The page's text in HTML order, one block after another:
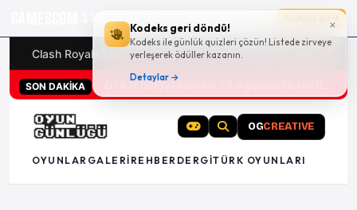
×
Kodeks geri döndü!
Kodeks ile günlük quizleri çözün! Listede zirveye
yerleşerek ödüller kazanın.
Detaylar →
18g 06:35:58
Clash Royale kodları Türk oyunları (PC ve konsollar) -
SON DAKİKA
OGCREATIVE
OYUNLAR GALERI REHBER DERGITÜRK OYUNLARI